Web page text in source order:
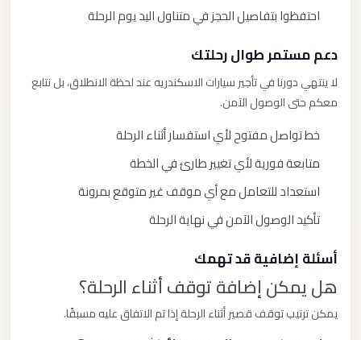
احتفظوا بتفاصيل الحجز في متناول اليد يوم الرحلة
دعم مستمر طوال رحلتك
لا ينتهي دورنا في تأجير سيارات الاسكندريه عند لحظة الانطلاق، بل نتابع
معكم حتى الوصول الآمن.
خط تواصل مفتوح لأي استفسار أثناء الرحلة
متابعة فورية لأي تغيير طارئ في الخطة
استعداد للتعامل مع أي موقف غير متوقع بمرونة
تأكيد الوصول الآمن في نهاية الرحلة
أسئلة إضافية قد تهمك
هل يمكن إضافة توقف أثناء الرحلة؟
يمكن ترتيب توقف قصير أثناء الرحلة إذا تم الاتفاق عليه مسبقًا.